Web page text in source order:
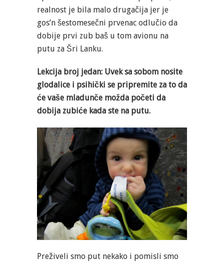
realnost je bila malo drugačija jer je
gos’n šestomesečni prvenac odlučio da
dobije prvi zub baš u tom avionu na
putu za Šri Lanku.
Lekcija broj jedan: Uvek sa sobom nosite
glodalice i psihički se pripremite za to da
će vaše mladunče možda početi da
dobija zubiće kada ste na putu.
Preživeli smo put nekako i pomisli smo